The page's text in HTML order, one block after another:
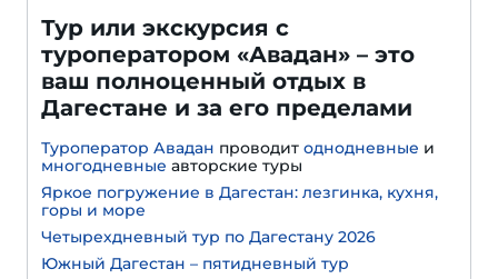
Тур или экскурсия с
туроператором «Авадан» – это
ваш полноценный отдых в
Дагестане и за его пределами
Туроператор Авадан проводит однодневные и
многодневные авторские туры
Яркое погружение в Дагестан: лезгинка, кухня,
горы и море
Четырехдневный тур по Дагестану 2026
Южный Дагестан – пятидневный тур